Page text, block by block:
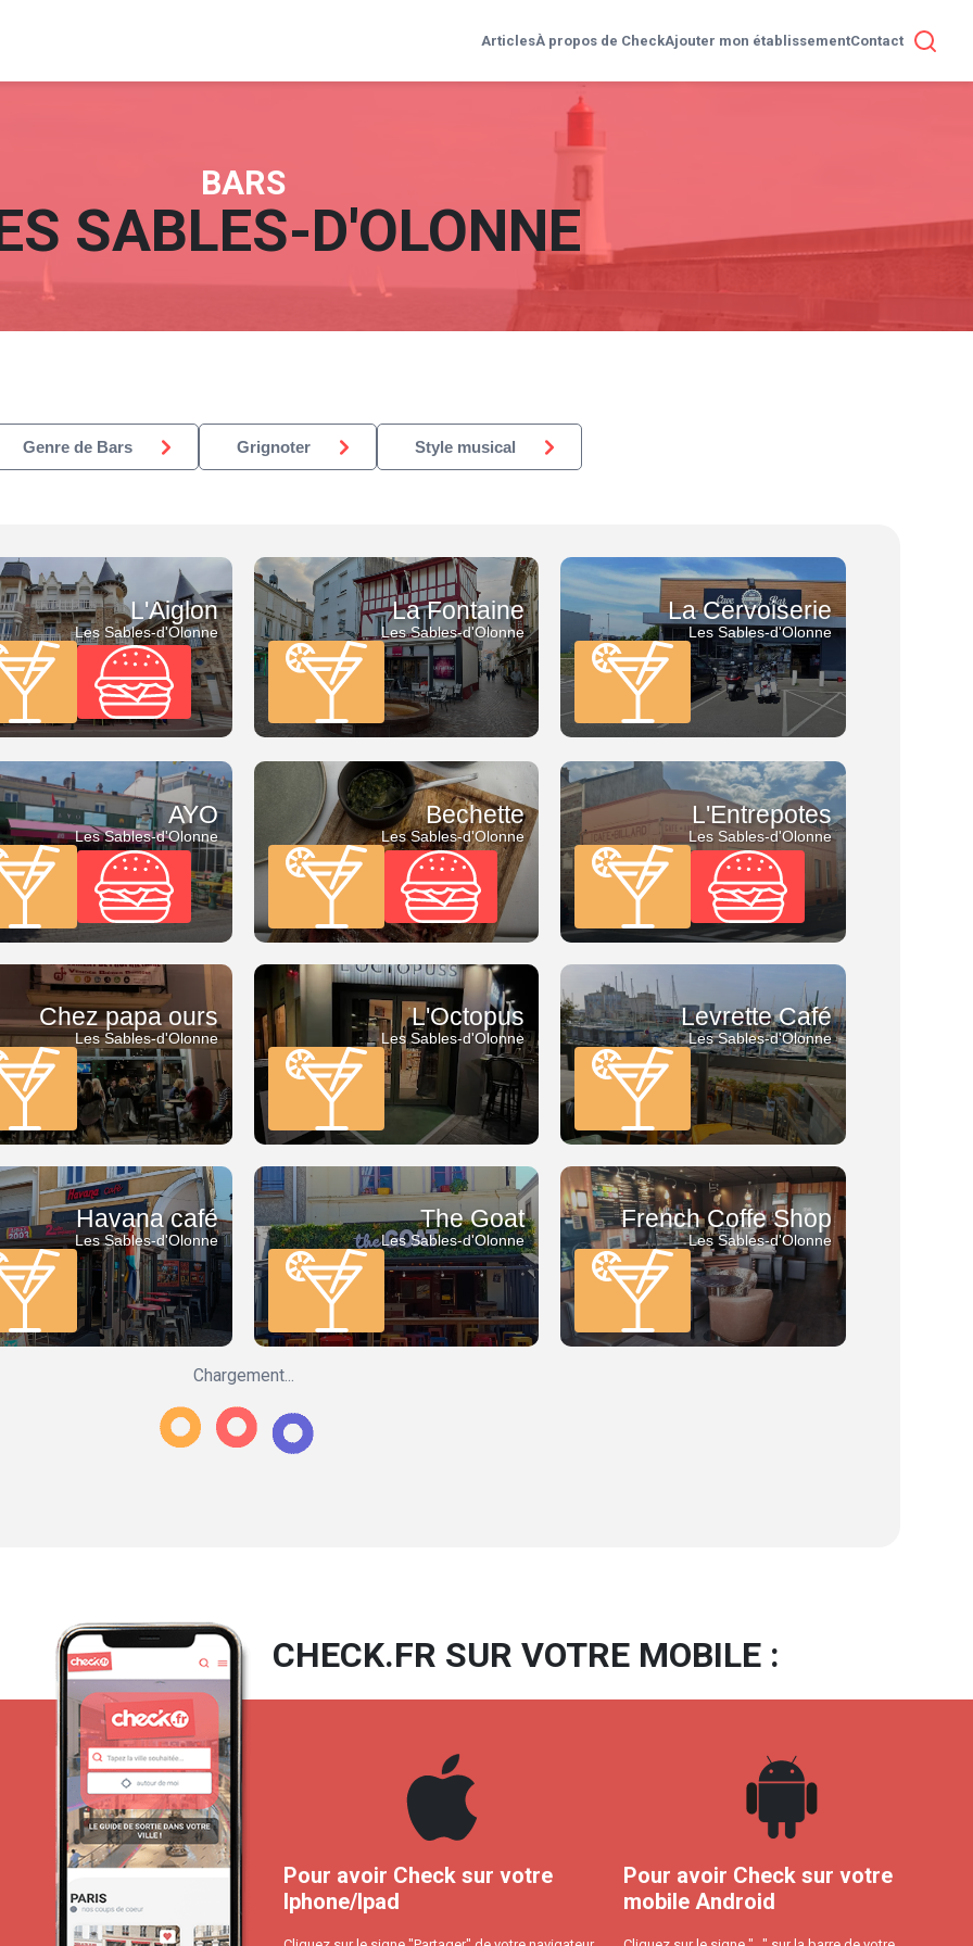
ArticlesÀ propos de CheckAjouter mon établissementContact
BARS
SABLES-D'OLONNE
Genre de Bars
Bar à jeux
Bar à vins
Bar/Café
PMU
Pub
Salon de thé
Grignoter
Tapas
Style musical
L'Aiglon
Les Sables-d'Olonne
La Fontaine
Les Sables-d'Olonne
La Cervoiserie
Les Sables-d'Olonne
AYO
Les Sables-d'Olonne
Bechette
Les Sables-d'Olonne
L'Entrepotes
Les Sables-d'Olonne
Chez papa ours
Les Sables-d'Olonne
L'Octopus
Les Sables-d'Olonne
Levrette Café
Les Sables-d'Olonne
Havana café
Les Sables-d'Olonne
The Goat
Les Sables-d'Olonne
French Coffe Shop
Les Sables-d'Olonne
Chargement...
CHECK.FR SUR VOTRE MOBILE :
Pour avoir Check sur votre
Iphone/Ipad
Pour avoir Check sur votre
mobile Android